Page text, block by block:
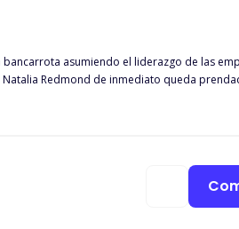
asumiendo el liderazgo de las
Redmond de inmediato queda
carácter obstinado se convierte en la